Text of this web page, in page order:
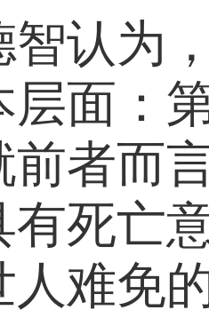
为，
层面：
前者而
有死亡
人难免